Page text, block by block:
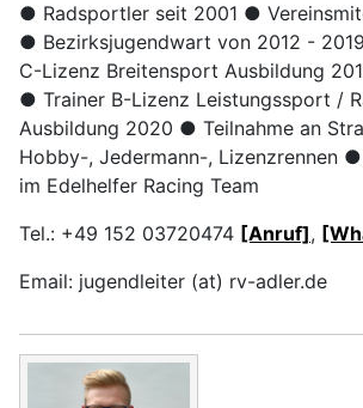
● Radsportler seit 2001 ●
● Bezirksjugendwart von 2012 - 2019
C-Lizenz Breitensport Ausbildung
● Trainer B-Lizenz Leistungssport /
Ausbildung 2020 ● Teilnahme an
Hobby-, Jedermann-, Lizenzrennen ●
im Edelhelfer Racing Team
Tel.: +49 152 03720474 [Anruf],
Email: jugendleiter (at) rv-adler.de